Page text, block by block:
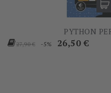
PYTHON
Prezzo
27,90 € -5% Prezzo
26,50 €